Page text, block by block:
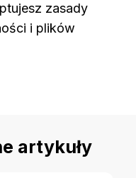
zasady
i plików
artykuły